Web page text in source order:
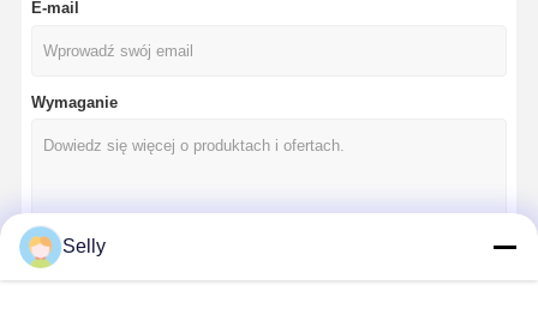
E-mail
Wymaganie
Selly